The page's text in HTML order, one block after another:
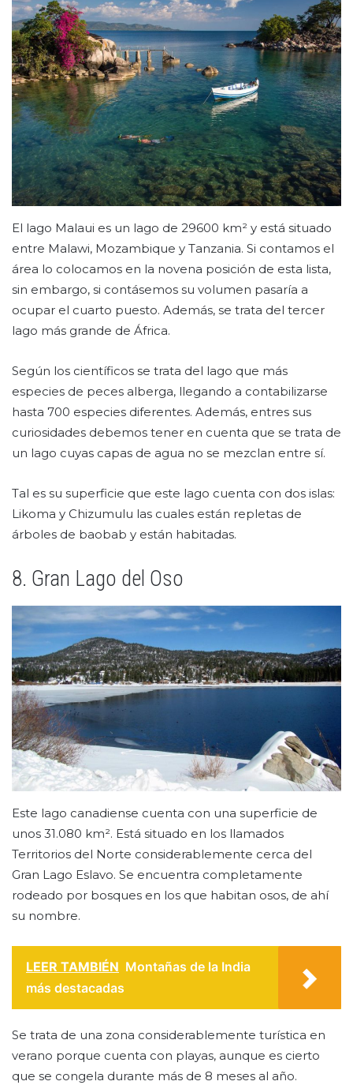
El lago Malaui es un lago de 29600 km² y está situado
entre Malawi, Mozambique y Tanzania. Si contamos el
área lo colocamos en la novena posición de esta lista,
sin embargo, si contásemos su volumen pasaría a
ocupar el cuarto puesto. Además, se trata del tercer
lago más grande de África.
Según los científicos se trata del lago que más
especies de peces alberga, llegando a contabilizarse
hasta 700 especies diferentes. Además, entres sus
curiosidades debemos tener en cuenta que se trata de
un lago cuyas capas de agua no se mezclan entre sí.
Tal es su superficie que este lago cuenta con dos islas:
Likoma y Chizumulu las cuales están repletas de
árboles de baobab y están habitadas.
8. Gran Lago del Oso
Este lago canadiense cuenta con una superficie de
unos 31.080 km². Está situado en los llamados
Territorios del Norte considerablemente cerca del
Gran Lago Eslavo. Se encuentra completamente
rodeado por bosques en los que habitan osos, de ahí
su nombre.
LEER TAMBIÉN Montañas de la India
más destacadas
Se trata de una zona considerablemente turística en
verano porque cuenta con playas, aunque es cierto
que se congela durante más de 8 meses al año.